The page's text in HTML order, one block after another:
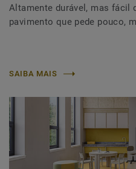
Altamente durável, mas fácil
pavimento que pede pouco,
SAIBA MAIS